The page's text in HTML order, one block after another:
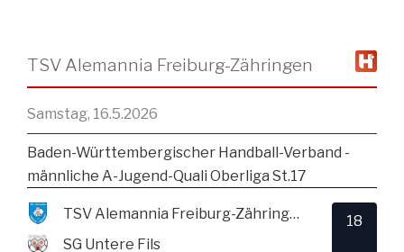
TSV Alemannia Freiburg-Zähringen
Samstag, 16.5.2026
Baden-Württembergischer Handball-Verband -
männliche A-Jugend-Quali Oberliga St.17
TSV Alemannia Freiburg-Zähringen
SG Untere Fils
18